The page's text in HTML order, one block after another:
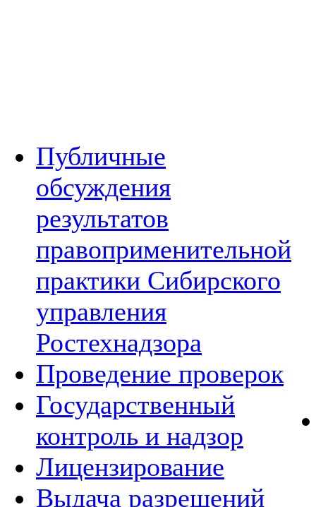
Публичные
обсуждения
результатов
правоприменительной
практики Сибирского
управления
Ростехнадзора
Проведение проверок
Государственный
контроль и надзор
Лицензирование
Выдача разрешений